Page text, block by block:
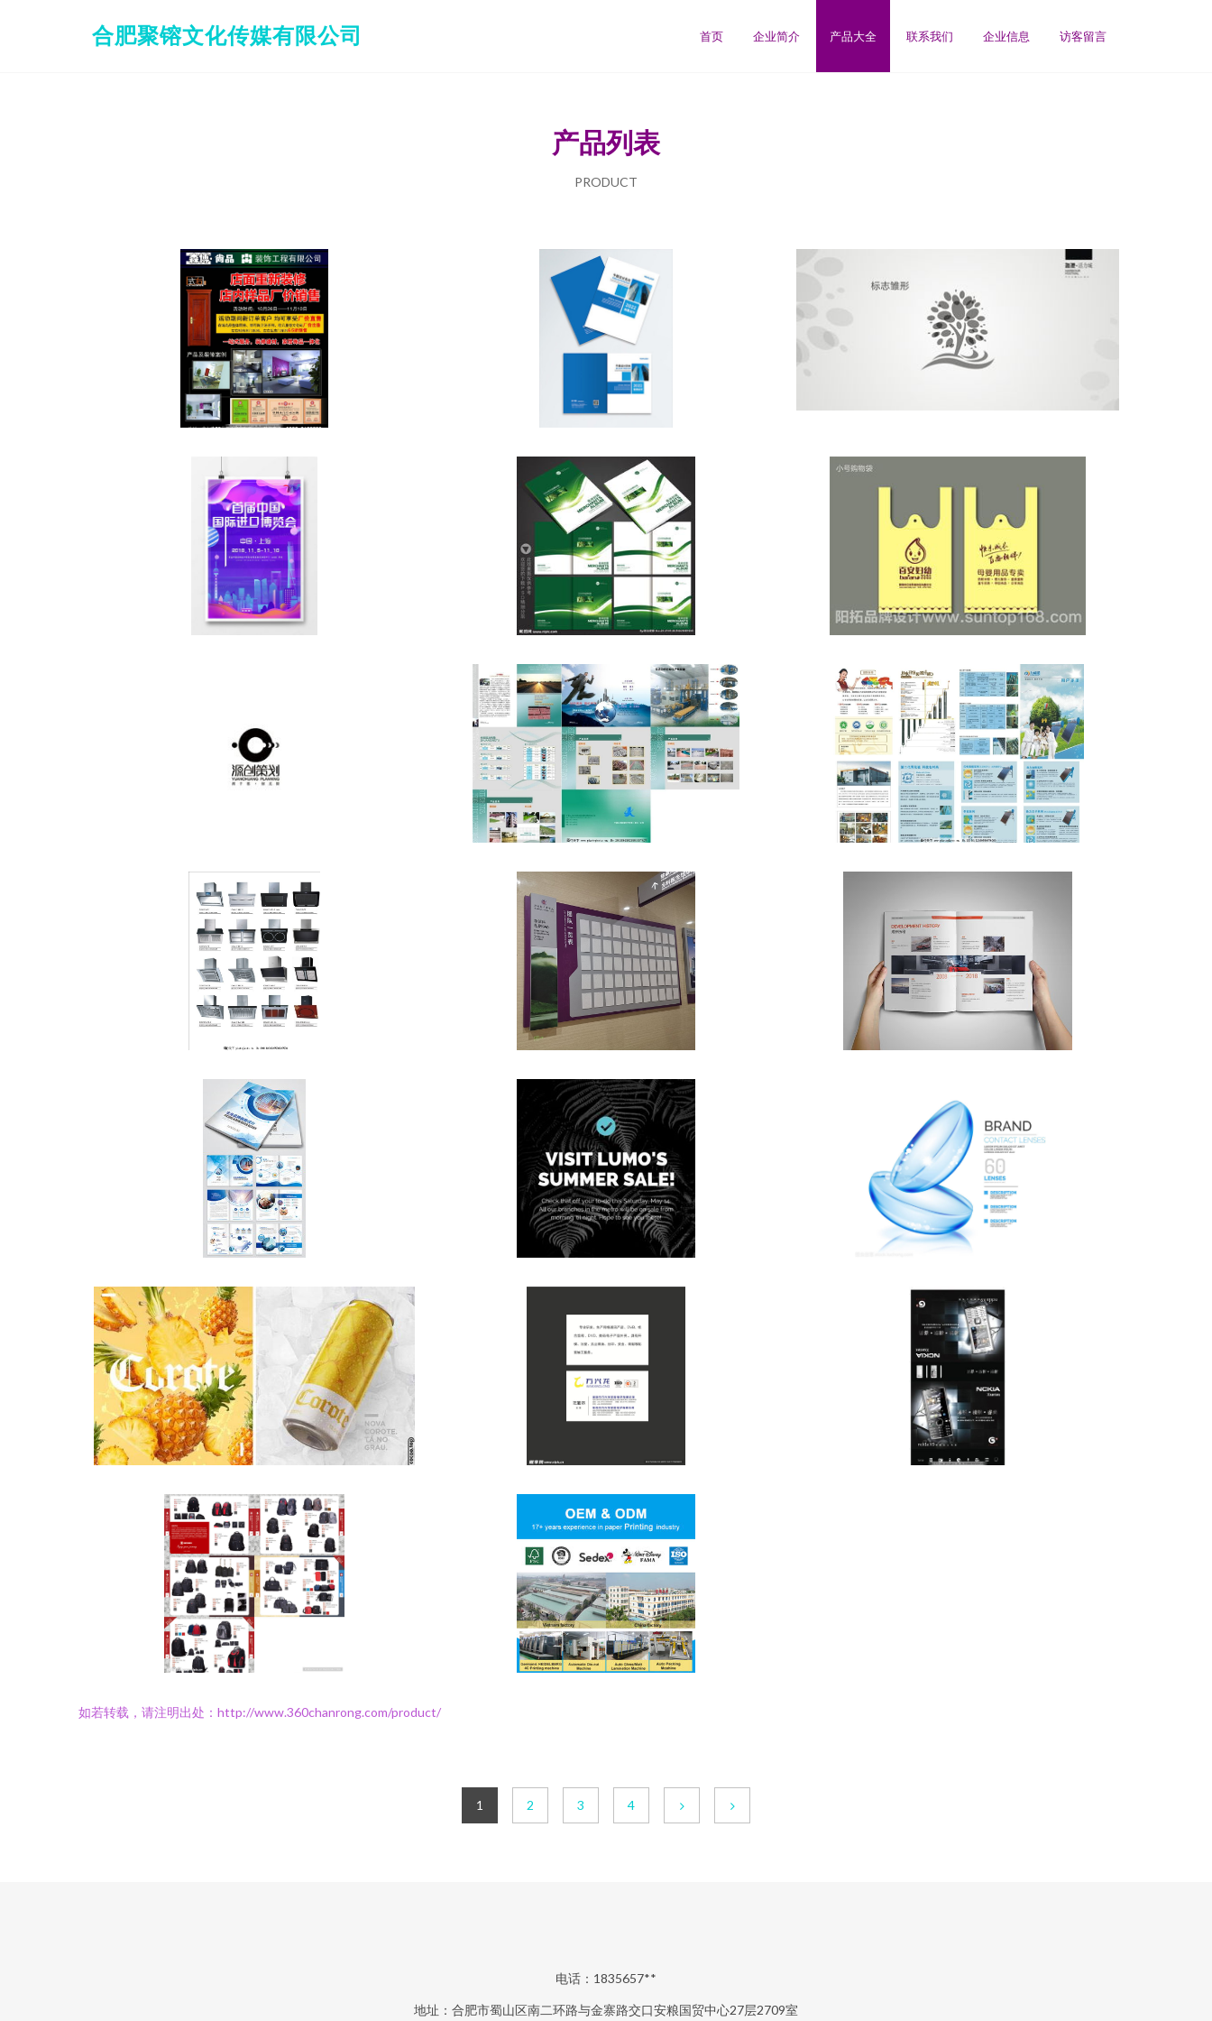
合肥聚镕文化传媒有限公司 首页 企业简介 产品大全 联系我们 企业信息 访客留言
产品列表
PRODUCT
如若转载，请注明出处：http://www.360chanrong.com/product/
1 2 3 4
电话：1835657**
地址：合肥市蜀山区南二环路与金寨路交口安粮国贸中心27层2709室